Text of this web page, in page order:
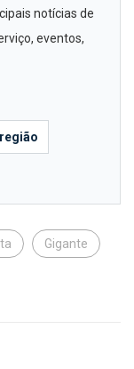
notícias de
eventos,
Gigante